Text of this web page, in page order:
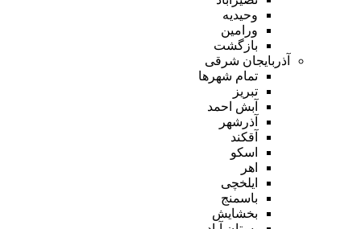
وحیدیه
ورامین
بازگشت
آذربایجان شرقی
تمام شهر‌ها
تبریز
آبش احمد
آذرشهر
آقکند
اسکو
اهر
ایلخچی
باسمنج
بخشایش